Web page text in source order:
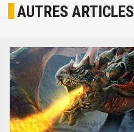
AUTRES ARTICLES